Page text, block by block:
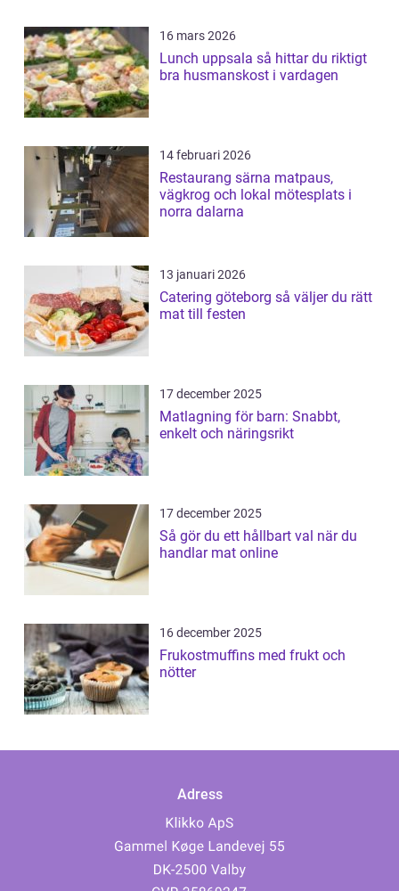
16 mars 2026
Lunch uppsala så hittar du riktigt
bra husmanskost i vardagen
14 februari 2026
Restaurang särna matpaus,
vägkrog och lokal mötesplats i
norra dalarna
13 januari 2026
Catering göteborg så väljer du rätt
mat till festen
17 december 2025
Matlagning för barn: Snabbt,
enkelt och näringsrikt
17 december 2025
Så gör du ett hållbart val när du
handlar mat online
16 december 2025
Frukostmuffins med frukt och
nötter
Adress